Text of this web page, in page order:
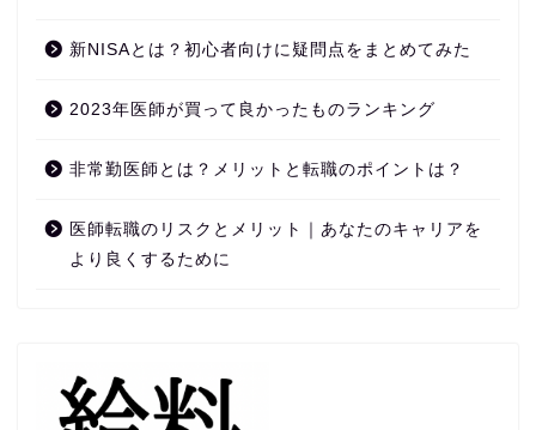
新NISAとは？初心者向けに疑問点をまとめてみた
2023年医師が買って良かったものランキング
非常勤医師とは？メリットと転職のポイントは？
医師転職のリスクとメリット｜あなたのキャリアを
より良くするために